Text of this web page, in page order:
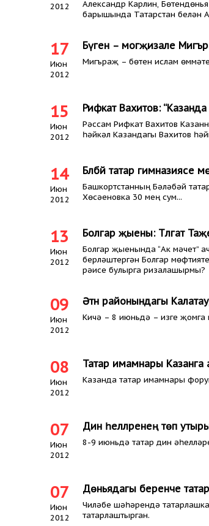
2012
Александр Карлин,
барышында Татарстан белән
17
Июн
2012
Бүген – могҗизале
Мигъраҗ – бөтен ислам
15
Июн
2012
Рифкат Вахитов: “Казанда
Рәссам Рифкат Вахитов
һәйкәл Казандагы Вахитов
14
Июн
2012
Бәләбәй татар
Башкортстанның Бәләбәй
Хөсәеновка 30 мең сум...
13
Июн
2012
Болгар җыены: Тәлгат
Болгар җыенында “Ак мәчет”
берләштергән Болгар
рәисе булырга ризалашырмы?
09
Июн
2012
Әтнә районындагы
Кичә – 8 июньдә – изге җомга
08
Июн
2012
Татар имамнары Казанга
Казанда татар имамнары
07
Июн
2012
Дин әһелләренең төп
8-9 июньдә татар дин
07
Июн
2012
Дөньядагы беренче
Чиләбе шәһәрендә
татарлаштырган.